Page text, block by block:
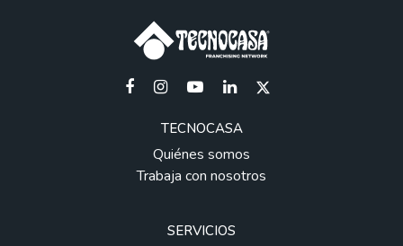
TECNOCASA
Quiénes somos
Trabaja con nosotros
SERVICIOS